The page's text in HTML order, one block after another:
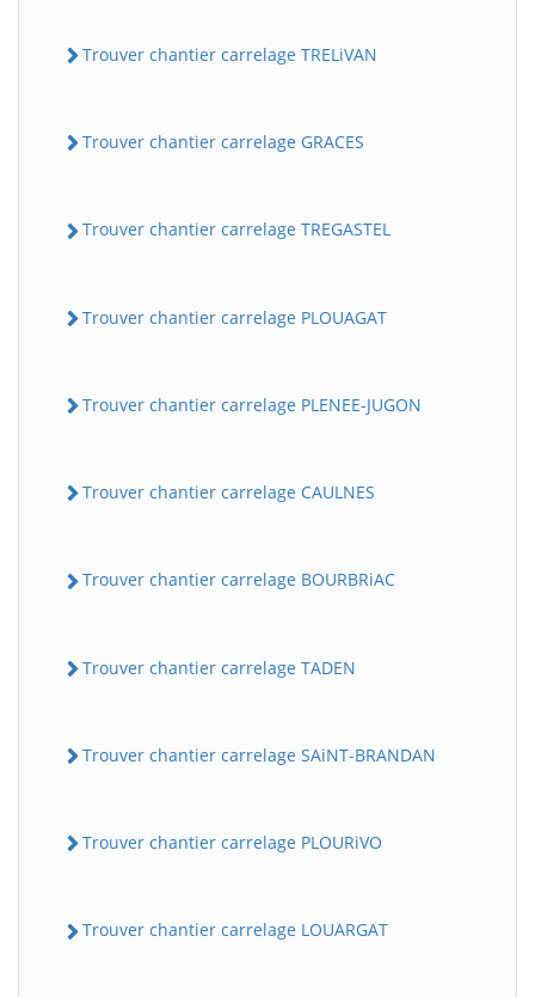
Trouver chantier carrelage TRELiVAN
Trouver chantier carrelage GRACES
Trouver chantier carrelage TREGASTEL
Trouver chantier carrelage PLOUAGAT
Trouver chantier carrelage PLENEE-JUGON
Trouver chantier carrelage CAULNES
Trouver chantier carrelage BOURBRiAC
Trouver chantier carrelage TADEN
Trouver chantier carrelage SAiNT-BRANDAN
Trouver chantier carrelage PLOURiVO
Trouver chantier carrelage LOUARGAT